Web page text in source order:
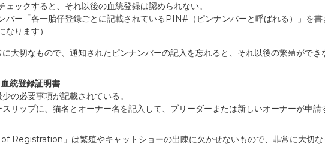
ェックすると、それ以後の血統登録は認められない。
バー「各一胎仔登録ごとに記載されているPIN#（ピンナンバーと呼ばれる）」を
ります）
大切なもので、通知されたピンナンバーの記入を忘れると、それ以後の繁殖ができ
統登録証明書
の必要事項が記載されている。
リップに、猫名とオーナー名を記入して、ブリーダーまたは新しいオーナーが申請
Registration」は繁殖やキャットショーの出陳に欠かせないもので、非常に大切な